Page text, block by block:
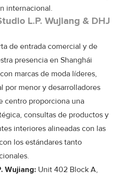
internacional.
L.P. Wujiang & DHJ
de entrada comercial y de
presencia en Shanghái
marcas de moda líderes,
por menor y desarrolladores
centro proporciona una
consultas de productos y
interiores alineadas con las
los estándares tanto
Wujiang: Unit 402 Block A,